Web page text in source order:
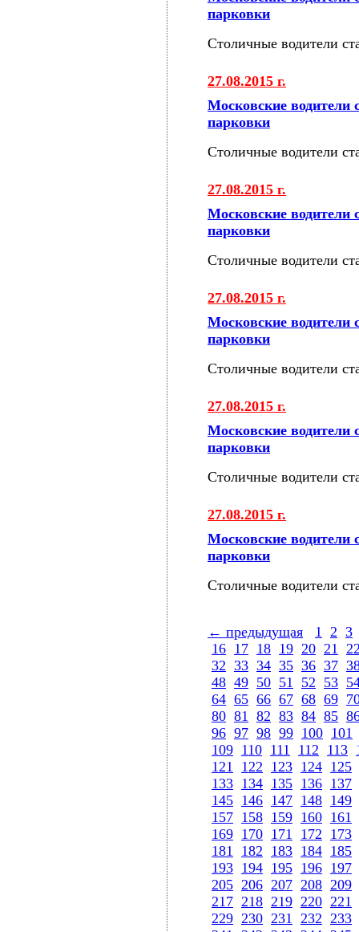
парковки
Столичные водители
27.08.2015 г.
Московские водители
парковки
Столичные водители
27.08.2015 г.
Московские водители
парковки
Столичные водители
27.08.2015 г.
Московские водители
парковки
Столичные водители
27.08.2015 г.
Московские водители
парковки
Столичные водители
27.08.2015 г.
Московские водители
парковки
Столичные водители
← предыдущая 1 2 3
16 17 18 19 20 21
32 33 34 35 36 37
48 49 50 51 52 53
64 65 66 67 68 69
80 81 82 83 84 85
96 97 98 99 100 101
109 110 111 112 113
121 122 123 124 125
133 134 135 136 137
145 146 147 148 149
157 158 159 160 161
169 170 171 172 173
181 182 183 184 185
193 194 195 196 197
205 206 207 208 209
217 218 219 220 221
229 230 231 232 233